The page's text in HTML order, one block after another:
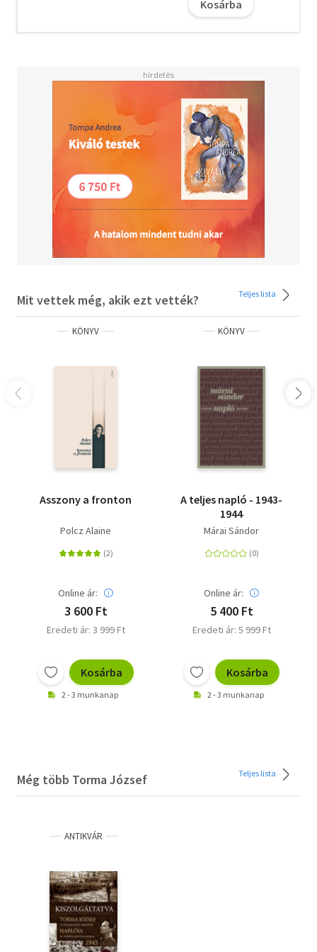
milyen a szenvtelen-apatikus amerikai magatartás,
körülmények között nem nehéz embernek, különösen
lehetőségek mellett tudja valaki igazán megmutatni,
hogy mennyire ember, mennyire tud ura lenni értelme alól
feltörni kívánó ösztöneinek. Most látszott meg igazán,
hogy a külső után úrnak ítélt egyén bensőleg merev
ellentéte külszínének. Tehát igazolást nyert már még
ifjúkoromban felállított tételem, amit az életből
merítettem, hogy az úriember elnevezés relatív fogalom,
olvashatjuk naplójában.
Kosárba
Mit vettek még, akik ezt vették? Teljes lista
KÖNYV
Asszony a fronton
Polcz Alaine
Online ár:
3 600 Ft
Eredeti ár: 3 999 Ft
Kosárba
2 - 3 munkanap
KÖNYV
A teljes napló - 1943-
1944
Márai Sándor
Online ár:
5 400 Ft
Eredeti ár: 5 999 Ft
Kosárba
2 - 3 munkanap
Még több Torma József Teljes lista
ANTIKVÁR